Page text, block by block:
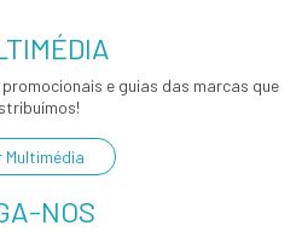
e guias das marcas que
Multimédia
NOS